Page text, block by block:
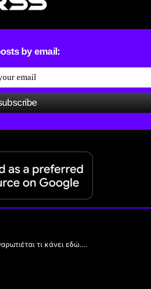
by email:
τι κάνει εδώ….